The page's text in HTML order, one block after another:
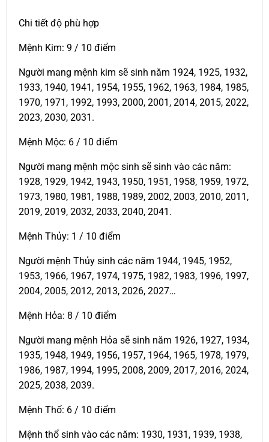
Chi tiết độ phù hợp
Mệnh Kim: 9 / 10 điểm
Người mang mệnh kim sẽ sinh năm 1924, 1925, 1932,
1933, 1940, 1941, 1954, 1955, 1962, 1963, 1984, 1985,
1970, 1971, 1992, 1993, 2000, 2001, 2014, 2015, 2022,
2023, 2030, 2031.
Mệnh Mộc: 6 / 10 điểm
Người mang mệnh mộc sinh sẽ sinh vào các năm:
1928, 1929, 1942, 1943, 1950, 1951, 1958, 1959, 1972,
1973, 1980, 1981, 1988, 1989, 2002, 2003, 2010, 2011,
2019, 2019, 2032, 2033, 2040, 2041.
Mệnh Thủy: 1 / 10 điểm
Người mệnh Thủy sinh các năm 1944, 1945, 1952,
1953, 1966, 1967, 1974, 1975, 1982, 1983, 1996, 1997,
2004, 2005, 2012, 2013, 2026, 2027…
Mệnh Hỏa: 8 / 10 điểm
Người mang mệnh Hỏa sẽ sinh năm 1926, 1927, 1934,
1935, 1948, 1949, 1956, 1957, 1964, 1965, 1978, 1979,
1986, 1987, 1994, 1995, 2008, 2009, 2017, 2016, 2024,
2025, 2038, 2039.
Mệnh Thổ: 6 / 10 điểm
Mệnh thổ sinh vào các năm: 1930, 1931, 1939, 1938,